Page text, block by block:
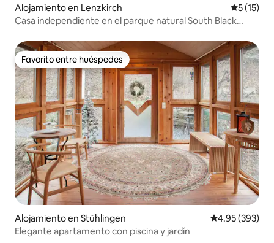
Alojamiento en Lenzkirch
5 (15)
Casa independiente en el parque natural South Black
Favorito entre huéspedes
Favorito entre huéspedes
Alojamiento en Stühlingen Calificación
4.95 (393)
Elegante apartamento con piscina y jardín